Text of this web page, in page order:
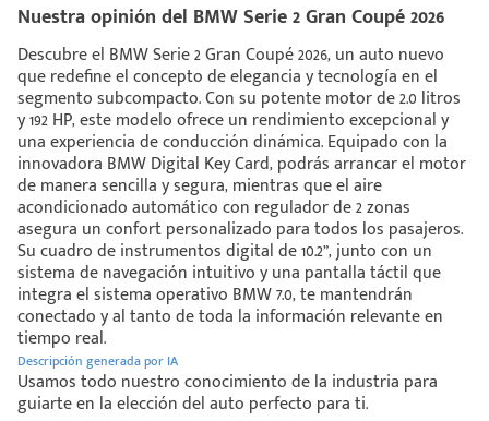
Nuestra opinión del BMW Serie 2 Gran Coupé 2026
Descubre el BMW Serie 2 Gran Coupé 2026, un auto nuevo
que redefine el concepto de elegancia y tecnología en el
segmento subcompacto. Con su potente motor de 2.0 litros
y 192 HP, este modelo ofrece un rendimiento excepcional y
una experiencia de conducción dinámica. Equipado con la
innovadora BMW Digital Key Card, podrás arrancar el motor
de manera sencilla y segura, mientras que el aire
acondicionado automático con regulador de 2 zonas
asegura un confort personalizado para todos los pasajeros.
Su cuadro de instrumentos digital de 10.2”, junto con un
sistema de navegación intuitivo y una pantalla táctil que
integra el sistema operativo BMW 7.0, te mantendrán
conectado y al tanto de toda la información relevante en
tiempo real.
Descripción generada por IA
Usamos todo nuestro conocimiento de la industria para
guiarte en la elección del auto perfecto para ti.